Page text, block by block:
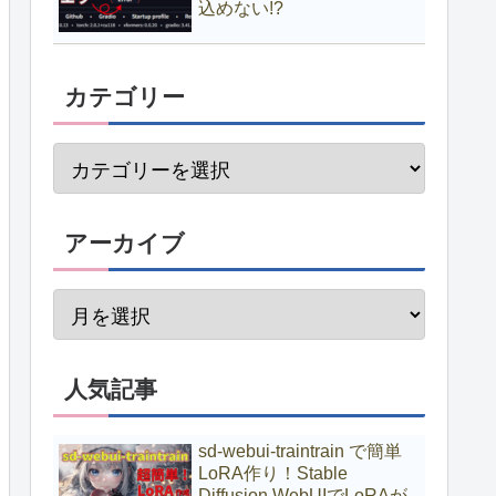
込めない!?
カテゴリー
アーカイブ
人気記事
sd-webui-traintrain で簡単
LoRA作り！Stable